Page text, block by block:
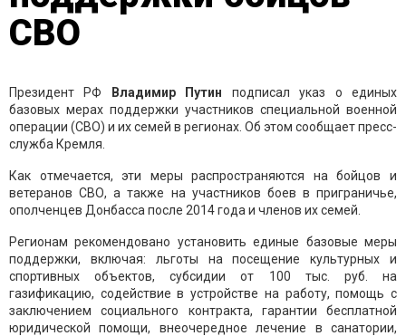
СВО
Президент РФ Владимир Путин подписал указ о единых
базовых мерах поддержки участников специальной военной
операции (СВО) и их семей в регионах. Об этом сообщает пресс-
служба Кремля.
Как отмечается, эти меры распространяются на бойцов и
ветеранов СВО, а также на участников боев в приграничье,
ополченцев Донбасса после 2014 года и членов их семей.
Регионам рекомендовано установить единые базовые меры
поддержки, включая: льготы на посещение культурных и
спортивных объектов, субсидии от 100 тыс. руб. на
газификацию, содействие в устройстве на работу, помощь с
заключением социального контракта, гарантии бесплатной
юридической помощи, внеочередное лечение в санатории,